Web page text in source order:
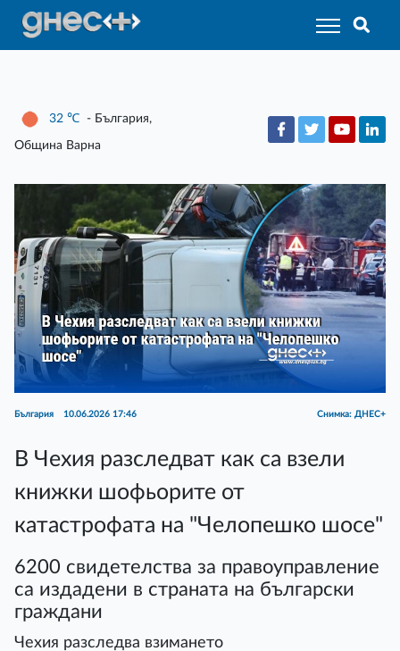
32 ℃ - България,
Община Варна
България 10.06.2026 17:46 Снимка: ДНЕС+
В Чехия разследват как са взели
книжки шофьорите от
катастрофата на "Челопешко шосе"
6200 свидетелства за правоуправление
са издадени в страната на български
граждани
Чехия разследва взимането